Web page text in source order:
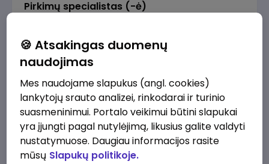
Pirkimų specialistas (-ė)
1600 - 1900 €/mėn. Prieš mokesčius
prieš 15 val.
IT sprendimų architektas (-ė) (Vilnius, LT)
JSC Lithuanian Railways
🍪 Atsakingas duomenų
naudojimas
Mes naudojame slapukus (angl. cookies)
lankytojų srauto analizei, rinkodarai ir turinio
suasmeninimui. Portalo veikimui būtini slapukai
yra įjungti pagal nutylėjimą, likusius galite valdyti
nustatymuose. Daugiau informacijos rasite
mūsų Slapukų politikoje.